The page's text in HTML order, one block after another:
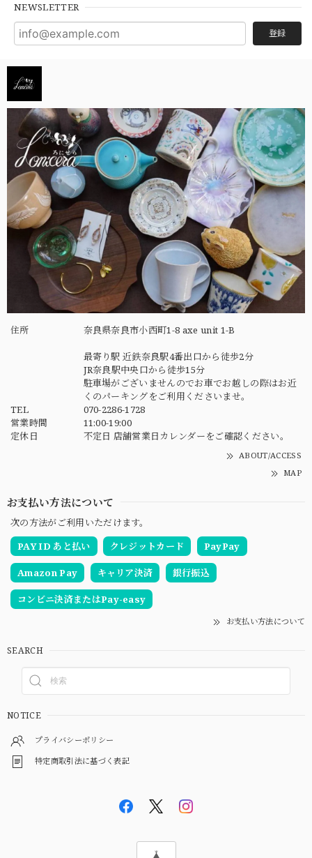
NEWSLETTER
登録
住所 奈良県奈良市小西町1-8 axe unit 1-B
最寄り駅 近鉄奈良駅4番出口から徒歩2分
JR奈良駅中央口から徒歩15分
駐車場がございませんのでお車でお越しの際はお近
くのパーキングをご利用くださいませ。
TEL
070-2286-1728
営業時間
11:00-19:00
定休日
不定日 店舗営業日カレンダーをご確認ください。
ABOUT/ACCESS
MAP
お支払い方法について
次の方法がご利用いただけます。
PAY ID あと払い
クレジットカード PayPay
Amazon Pay キャリア決済 銀行振込
コンビニ決済またはPay-easy
お支払い方法について
SEARCH
NOTICE
プライバシーポリシー
特定商取引法に基づく表記